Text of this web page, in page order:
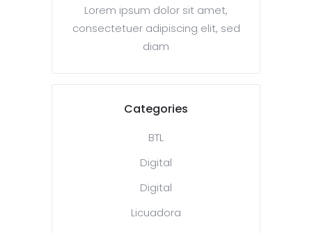
Lorem ipsum dolor sit amet,
consectetuer adipiscing elit, sed
diam
Categories
BTL
Digital
Digital
Licuadora